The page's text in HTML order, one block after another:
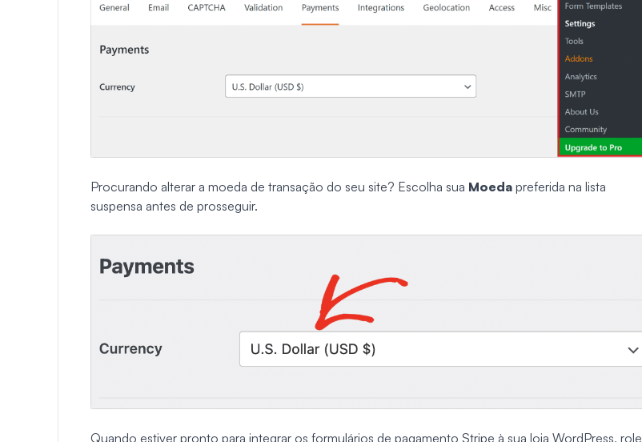
Procurando alterar a moeda de transação do seu site? Escolha sua Moeda preferida na lista
suspensa antes de prosseguir.
Quando estiver pronto para integrar os formulários de pagamento Stripe à sua loja WordPress, role